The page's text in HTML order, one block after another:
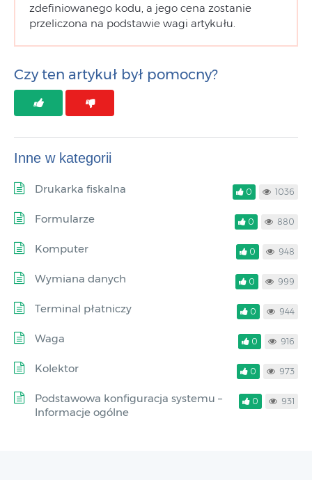
zdefiniowanego kodu, a jego cena zostanie
przeliczona na podstawie wagi artykułu.
Czy ten artykuł był pomocny?
Inne w kategorii
Drukarka fiskalna 0 1036
Formularze 0 880
Komputer 0 948
Wymiana danych 0 999
Terminal płatniczy 0 944
Waga 0 916
Kolektor 0 973
Podstawowa konfiguracja systemu –
Informacje ogólne
0 931